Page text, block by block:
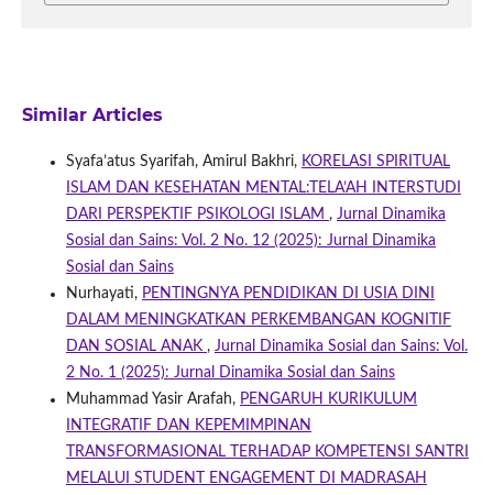
Similar Articles
Syafa’atus Syarifah, Amirul Bakhri, KORELASI SPIRITUAL
ISLAM DAN KESEHATAN MENTAL:TELA’AH INTERSTUDI
DARI PERSPEKTIF PSIKOLOGI ISLAM , Jurnal Dinamika
Sosial dan Sains: Vol. 2 No. 12 (2025): Jurnal Dinamika
Sosial dan Sains
Nurhayati, PENTINGNYA PENDIDIKAN DI USIA DINI
DALAM MENINGKATKAN PERKEMBANGAN KOGNITIF
DAN SOSIAL ANAK , Jurnal Dinamika Sosial dan Sains: Vol.
2 No. 1 (2025): Jurnal Dinamika Sosial dan Sains
Muhammad Yasir Arafah, PENGARUH KURIKULUM
INTEGRATIF DAN KEPEMIMPINAN
TRANSFORMASIONAL TERHADAP KOMPETENSI SANTRI
MELALUI STUDENT ENGAGEMENT DI MADRASAH